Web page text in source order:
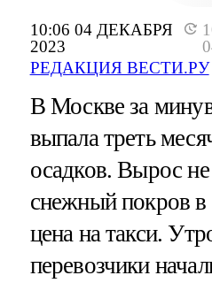
10:06 04 ДЕКАБРЯ
2023
РЕДАКЦИЯ ВЕСТИ.РУ
В Москве за
выпала треть
осадков. Вырос не
снежный покров в
цена на такси.
перевозчики